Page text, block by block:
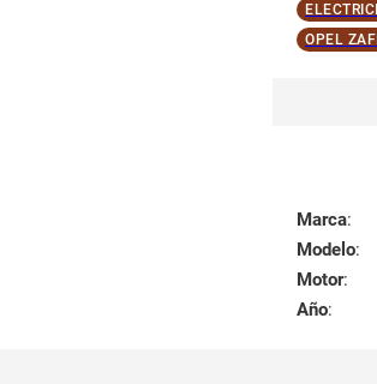
OPEL
Marca:
Modelo:
Motor:
Año: